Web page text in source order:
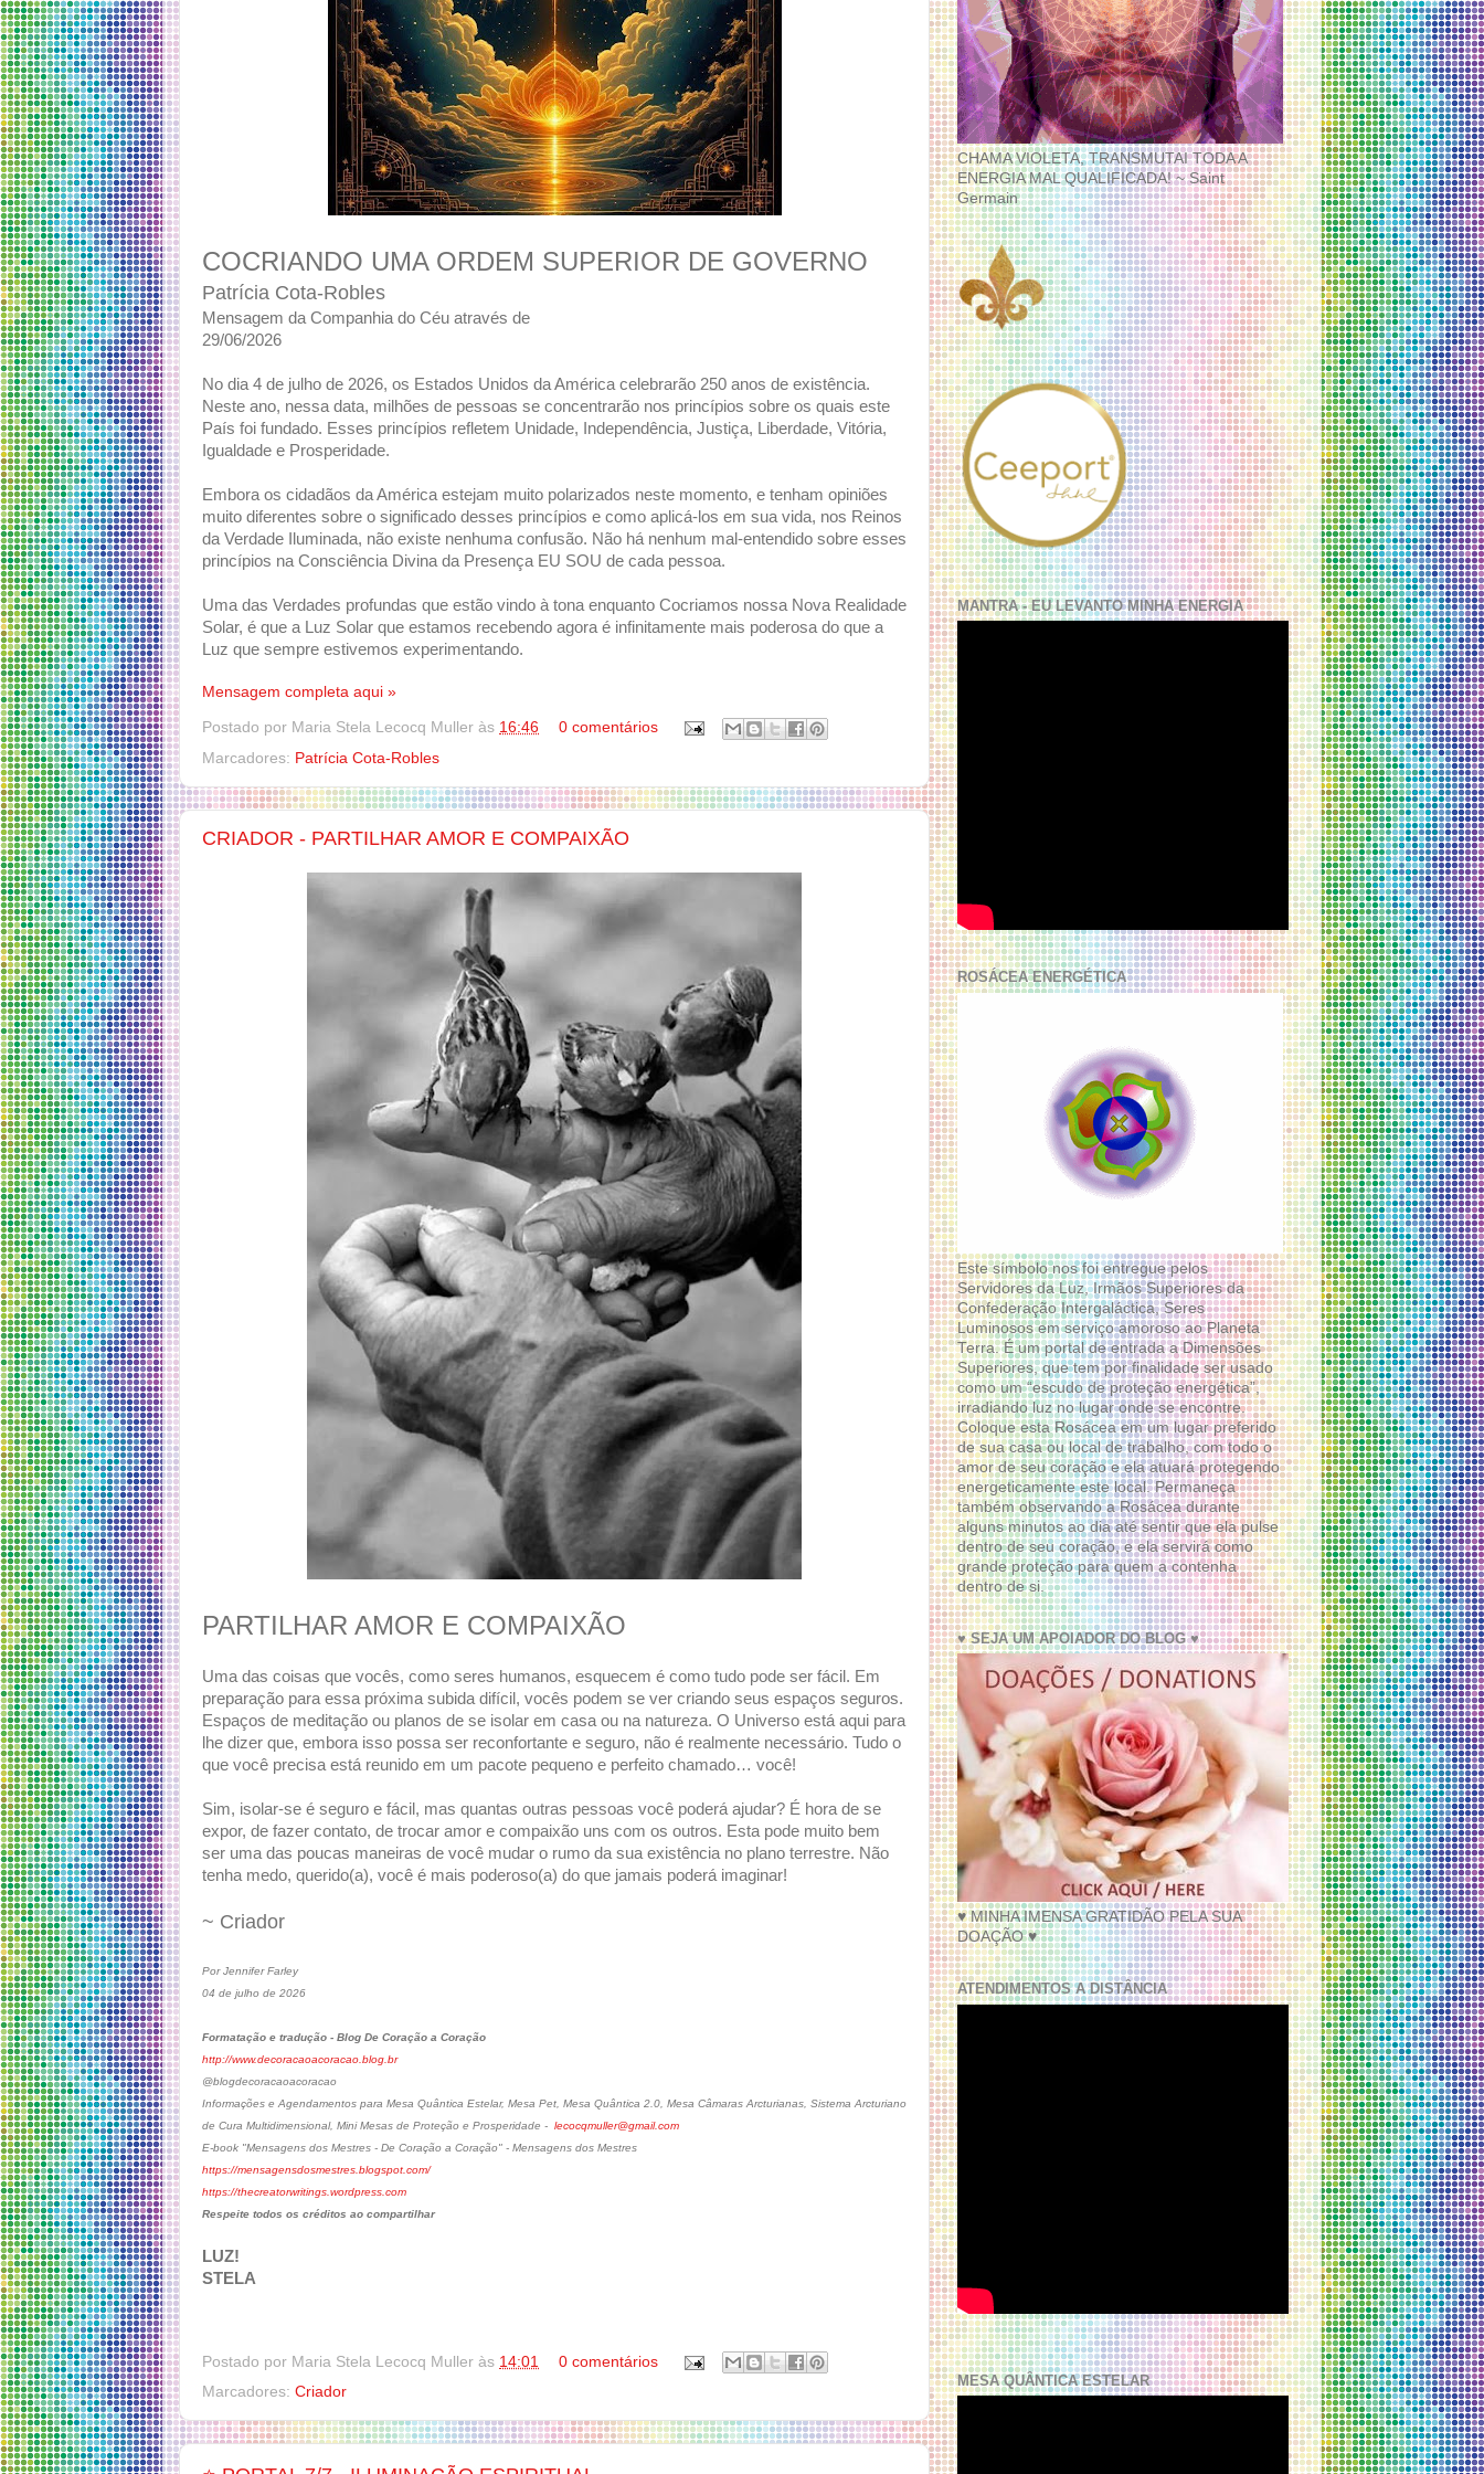
COCRIANDO UMA ORDEM SUPERIOR DE GOVERNO
Patrícia Cota-Robles
Mensagem da Companhia do Céu através de
29/06/2026
No dia 4 de julho de 2026, os Estados Unidos da América celebrarão 250 anos de existência.
Neste ano, nessa data, milhões de pessoas se concentrarão nos princípios sobre os quais este
País foi fundado. Esses princípios refletem Unidade, Independência, Justiça, Liberdade, Vitória,
Igualdade e Prosperidade.
Embora os cidadãos da América estejam muito polarizados neste momento, e tenham opiniões
muito diferentes sobre o significado desses princípios e como aplicá-los em sua vida, nos Reinos
da Verdade Iluminada, não existe nenhuma confusão. Não há nenhum mal-entendido sobre esses
princípios na Consciência Divina da Presença EU SOU de cada pessoa.
Uma das Verdades profundas que estão vindo à tona enquanto Cocriamos nossa Nova Realidade
Solar, é que a Luz Solar que estamos recebendo agora é infinitamente mais poderosa do que a
Luz que sempre estivemos experimentando.
Mensagem completa aqui »
Postado por Maria Stela Lecocq Muller às 16:46
0 comentários
Marcadores: Patrícia Cota-Robles
CRIADOR - PARTILHAR AMOR E COMPAIXÃO
PARTILHAR AMOR E COMPAIXÃO
Uma das coisas que vocês, como seres humanos, esquecem é como tudo pode ser fácil. Em
preparação para essa próxima subida difícil, vocês podem se ver criando seus espaços seguros.
Espaços de meditação ou planos de se isolar em casa ou na natureza. O Universo está aqui para
lhe dizer que, embora isso possa ser reconfortante e seguro, não é realmente necessário. Tudo o
que você precisa está reunido em um pacote pequeno e perfeito chamado… você!
Sim, isolar-se é seguro e fácil, mas quantas outras pessoas você poderá ajudar? É hora de se
expor, de fazer contato, de trocar amor e compaixão uns com os outros. Esta pode muito bem
ser uma das poucas maneiras de você mudar o rumo da sua existência no plano terrestre. Não
tenha medo, querido(a), você é mais poderoso(a) do que jamais poderá imaginar!
~ Criador
Por Jennifer Farley
04 de julho de 2026
Formatação e tradução - Blog De Coração a Coração
http://www.decoracaoacoracao.blog.br
@blogdecoracaoacoracao
Informações e Agendamentos para Mesa Quântica Estelar, Mesa Pet, Mesa Quântica 2.0, Mesa Câmaras Arcturianas, Sistema Arcturiano
de Cura Multidimensional, Mini Mesas de Proteção e Prosperidade - lecocqmuller@gmail.com
E-book "Mensagens dos Mestres - De Coração a Coração" - Mensagens dos Mestres
https://mensagensdosmestres.blogspot.com/
https://thecreatorwritings.wordpress.com
Respeite todos os créditos ao compartilhar
LUZ!
STELA
Postado por Maria Stela Lecocq Muller às 14:01
0 comentários
Marcadores: Criador
CHAMA VIOLETA, TRANSMUTAI TODA A
ENERGIA MAL QUALIFICADA! ~ Saint
Germain
MANTRA - EU LEVANTO MINHA ENERGIA
ROSÁCEA ENERGÉTICA
Este símbolo nos foi entregue pelos
Servidores da Luz, Irmãos Superiores da
Confederação Intergaláctica, Seres
Luminosos em serviço amoroso ao Planeta
Terra. É um portal de entrada a Dimensões
Superiores, que tem por finalidade ser usado
como um “escudo de proteção energética”,
irradiando luz no lugar onde se encontre.
Coloque esta Rosácea em um lugar preferido
de sua casa ou local de trabalho, com todo o
amor de seu coração e ela atuará protegendo
energeticamente este local. Permaneça
também observando a Rosácea durante
alguns minutos ao dia até sentir que ela pulse
dentro de seu coração, e ela servirá como
grande proteção para quem a contenha
dentro de si.
♥ SEJA UM APOIADOR DO BLOG ♥
♥ MINHA IMENSA GRATIDÃO PELA SUA
DOAÇÃO ♥
ATENDIMENTOS A DISTÂNCIA
MESA QUÂNTICA ESTELAR